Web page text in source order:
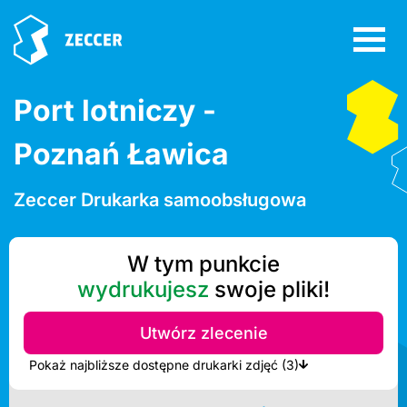
Port lotniczy -
Poznań Ławica
Zeccer Drukarka samoobsługowa
W tym punkcie
wydrukujesz swoje pliki!
Utwórz zlecenie
Pokaż najbliższe dostępne drukarki zdjęć (3)